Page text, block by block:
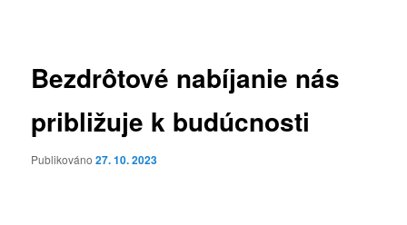
Bezdrôtové nabíjanie nás
približuje k budúcnosti
Publikováno27. 10. 2023